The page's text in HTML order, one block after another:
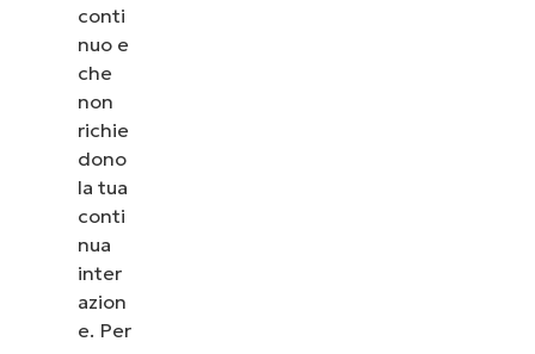
conti
nuo e
che
non
richie
dono
la tua
conti
nua
inter
azion
e. Per